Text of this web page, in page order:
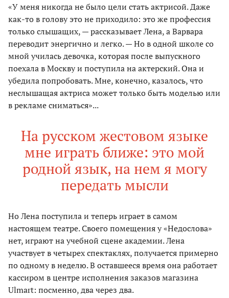
«У меня никогда не было цели стать актрисой. Даже
как-то в голову это не приходило: это же профессия
только слышащих, — рассказывает Лена, а Варвара
переводит энергично и легко. — Но в одной школе со
мной училась девочка, которая после выпускного
поехала в Москву и поступила на актерский. Она и
убедила попробовать. Мне, конечно, казалось, что
неслышащая актриса может только быть моделью или
в рекламе сниматься»...
На русском жестовом языке
мне играть ближе: это мой
родной язык, на нем я могу
передать мысли
Но Лена поступила и теперь играет в самом
настоящем театре. Своего помещения у «Недослова»
нет, играют на учебной сцене академии. Лена
участвует в четырех спектаклях, получается примерно
по одному в неделю. В оставшееся время она работает
кассиром в центре исполнения заказов магазина
Ulmart: посменно, два через два.